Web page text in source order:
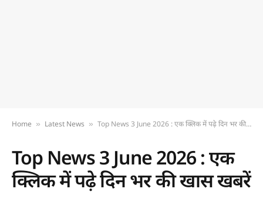
Home » Latest News » Top News 3 June 2026 : एक क्लिक में पढ़े दिन भर की खास खबरें
Top News 3 June 2026 : एक
क्लिक में पढ़े दिन भर की खास खबरें